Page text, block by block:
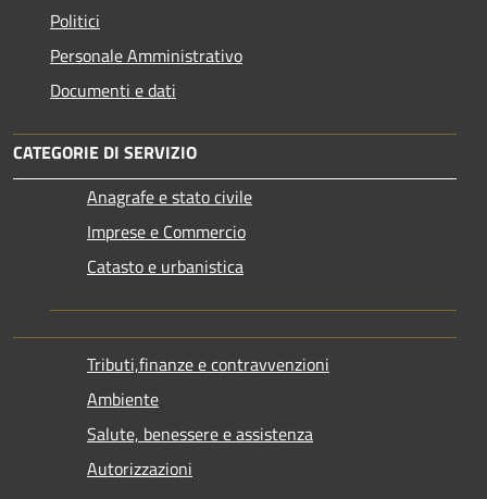
Politici
Personale Amministrativo
Documenti e dati
CATEGORIE DI SERVIZIO
Anagrafe e stato civile
Imprese e Commercio
Catasto e urbanistica
Tributi,finanze e contravvenzioni
Ambiente
Salute, benessere e assistenza
Autorizzazioni